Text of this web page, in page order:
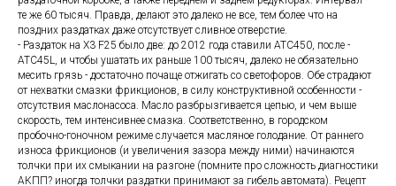
те же 60 тысяч. Правда, делают это далеко не все, тем более что на
поздних раздатках даже отсутствует сливное отверстие.
- Раздаток на X3 F25 было две: до 2012 года ставили ATC450, после -
ATC45L, и чтобы ушатать их раньше 100 тысяч, далеко не обязательно
месить грязь - достаточно почаще отжигать со светофоров. Обе страдают
от нехватки смазки фрикционов, в силу конструктивной особенности -
отсутствия маслонасоса. Масло разбрызгивается цепью, и чем выше
скорость, тем интенсивнее смазка. Соответственно, в городском
пробочно-гоночном режиме случается масляное голодание. От раннего
износа фрикционов (и увеличения зазора между ними) начинаются
толчки при их смыкании на разгоне (помните про сложность диагностики
АКПП? иногда толчки раздатки принимают за гибель автомата). Рецепт